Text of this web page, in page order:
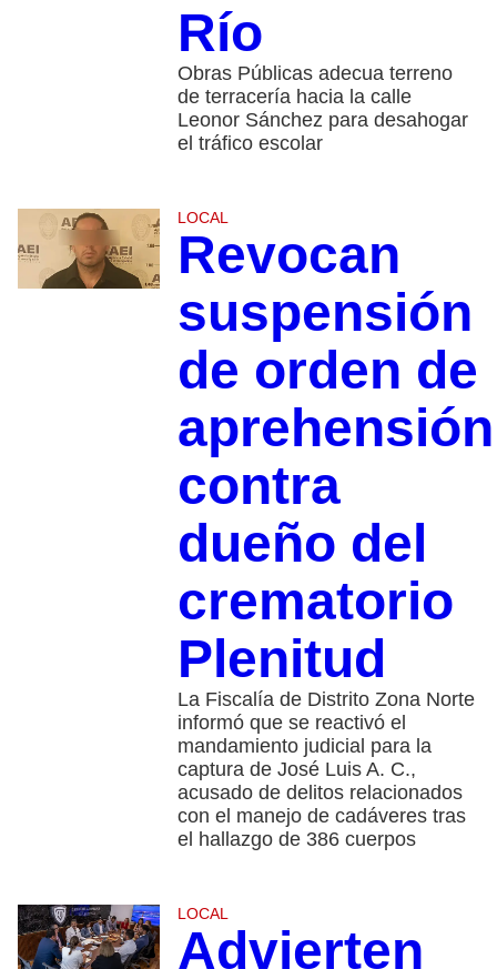
Río
Obras Públicas adecua terreno
de terracería hacia la calle
Leonor Sánchez para desahogar
el tráfico escolar
LOCAL
Revocan
suspensión
de orden de
aprehensión
contra
dueño del
crematorio
Plenitud
La Fiscalía de Distrito Zona Norte
informó que se reactivó el
mandamiento judicial para la
captura de José Luis A. C.,
acusado de delitos relacionados
con el manejo de cadáveres tras
el hallazgo de 386 cuerpos
LOCAL
Advierten